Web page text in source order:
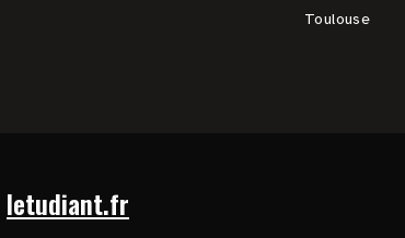
Toulouse
letudiant.fr